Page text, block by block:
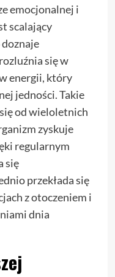
emocjonalnej i
scalający
się w
energii, który
jedności. Takie
od wieloletnich
zyskuje
regularnym
się
przekłada się
z otoczeniem i
dnia